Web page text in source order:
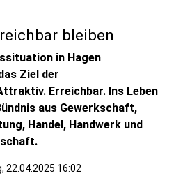
bleiben
in Hagen
Ziel der
Erreichbar. Ins Leben
aus Gewerkschaft,
Handel, Handwerk und
22.04.2025 16:02